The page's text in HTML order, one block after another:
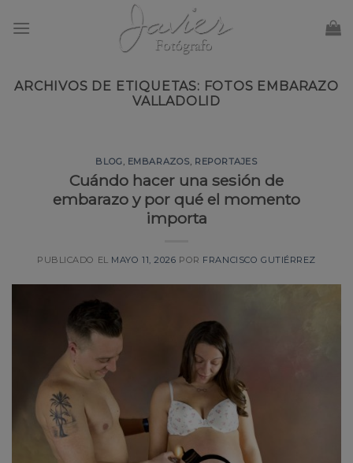
ARCHIVOS DE ETIQUETAS: FOTOS EMBARAZO
VALLADOLID
BLOG, EMBARAZOS, REPORTAJES
Cuándo hacer una sesión de
embarazo y por qué el momento
importa
PUBLICADO EL MAYO 11, 2026 POR FRANCISCO GUTIÉRREZ